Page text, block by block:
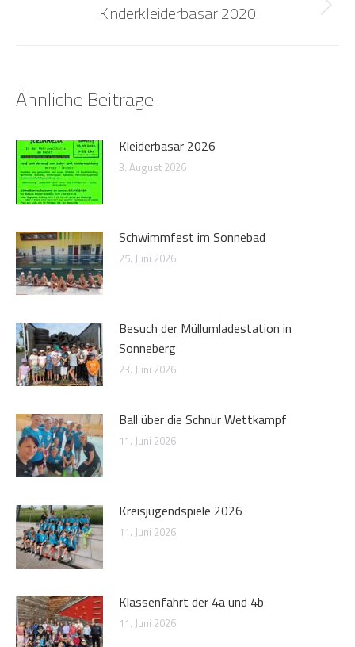
Nächster
Kinderkleiderbasar 2020
Ähnliche Beiträge
Kleiderbasar 2026
3. August 2026
Schwimmfest im Sonnebad
25. Juni 2026
Besuch der Müllumladestation in
Sonneberg
23. Juni 2026
Ball über die Schnur Wettkampf
11. Juni 2026
Kreisjugendspiele 2026
11. Juni 2026
Klassenfahrt der 4a und 4b
11. Juni 2026